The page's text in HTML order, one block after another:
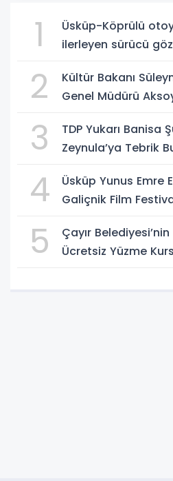
1
Üsküp-Köprülü
ilerleyen sürücü
2
Kültür Bakanı
Genel Müdürü
3
TDP Yukarı Banisa
Zeynula’ya Tebrik
4
Üsküp Yunus Emre
Galiçnik Film
5
Çayır
Ücretsiz Yüzme